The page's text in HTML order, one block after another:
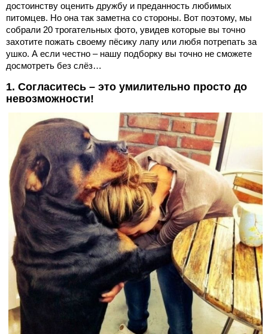
достоинству оценить дружбу и преданность любимых
питомцев. Но она так заметна со стороны. Вот поэтому, мы
собрали 20 трогательных фото, увидев которые вы точно
захотите пожать своему пёсику лапу или любя потрепать за
ушко. А если честно – нашу подборку вы точно не сможете
досмотреть без слёз…
1. Согласитесь – это умилительно просто до
невозможности!